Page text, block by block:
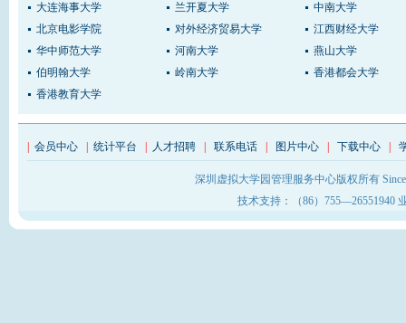
大连海事大学
兰开夏大学
中南大学
北京电影学院
对外经济贸易大学
江西财经大学
华中师范大学
河南大学
燕山大学
伯明翰大学
岭南大学
香港都会大学
香港教育大学
会员中心 统计平台 人才招聘 联系电话 图片中心 下载中心
深圳虚拟大学园管理服务中心版权所有
技术支持：（86）755—26551940